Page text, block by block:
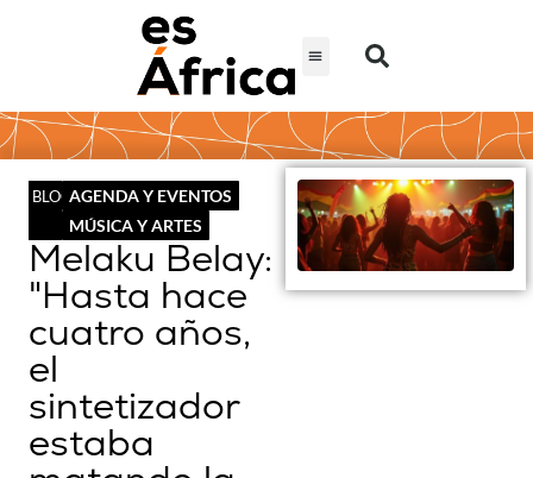
BLOGAGENDA Y EVENTOS
MÚSICA Y ARTES
Melaku Belay:
"Hasta hace
cuatro años,
el
sintetizador
estaba